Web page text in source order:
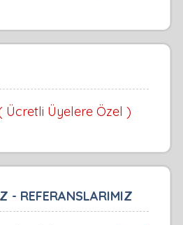
Ücretli Üyelere Özel )
- REFERANSLARIMIZ